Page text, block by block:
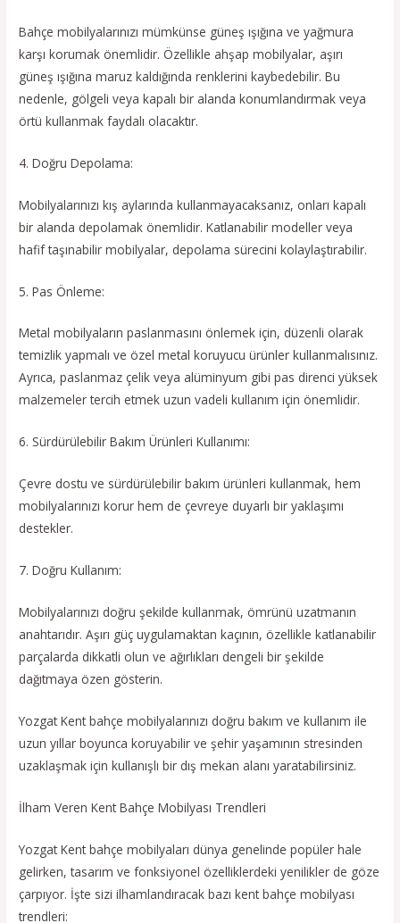
Bahçe mobilyalarınızı mümkünse güneş ışığına ve yağmura
karşı korumak önemlidir. Özellikle ahşap mobilyalar, aşırı
güneş ışığına maruz kaldığında renklerini kaybedebilir. Bu
nedenle, gölgeli veya kapalı bir alanda konumlandırmak veya
örtü kullanmak faydalı olacaktır.
4. Doğru Depolama:
Mobilyalarınızı kış aylarında kullanmayacaksanız, onları kapalı
bir alanda depolamak önemlidir. Katlanabilir modeller veya
hafif taşınabilir mobilyalar, depolama sürecini kolaylaştırabilir.
5. Pas Önleme:
Metal mobilyaların paslanmasını önlemek için, düzenli olarak
temizlik yapmalı ve özel metal koruyucu ürünler kullanmalısınız.
Ayrıca, paslanmaz çelik veya alüminyum gibi pas direnci yüksek
malzemeler tercih etmek uzun vadeli kullanım için önemlidir.
6. Sürdürülebilir Bakım Ürünleri Kullanımı:
Çevre dostu ve sürdürülebilir bakım ürünleri kullanmak, hem
mobilyalarınızı korur hem de çevreye duyarlı bir yaklaşımı
destekler.
7. Doğru Kullanım:
Mobilyalarınızı doğru şekilde kullanmak, ömrünü uzatmanın
anahtarıdır. Aşırı güç uygulamaktan kaçının, özellikle katlanabilir
parçalarda dikkatli olun ve ağırlıkları dengeli bir şekilde
dağıtmaya özen gösterin.
Yozgat Kent bahçe mobilyalarınızı doğru bakım ve kullanım ile
uzun yıllar boyunca koruyabilir ve şehir yaşamının stresinden
uzaklaşmak için kullanışlı bir dış mekan alanı yaratabilirsiniz.
İlham Veren Kent Bahçe Mobilyası Trendleri
Yozgat Kent bahçe mobilyaları dünya genelinde popüler hale
gelirken, tasarım ve fonksiyonel özelliklerdeki yenilikler de göze
çarpıyor. İşte sizi ilhamlandıracak bazı kent bahçe mobilyası
trendleri: